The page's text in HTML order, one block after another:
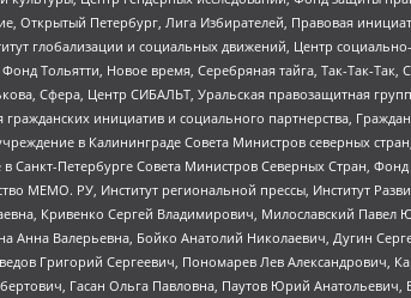
Петербург, Лига Избирателей, Правовая
глобализации и социальных движений, Центр
Тольятти, Новое время, Серебряная тайга, Так-Так-Так,
Сфера, Центр СИБАЛЬТ, Уральская правозащитная
инициатив и социального партнерства,
в Калининграде Совета Министров северных
Петербурге Совета Министров Северных Стран,
МЕМО. РУ, Институт региональной прессы, Институт
Кривенко Сергей Владимирович, Милославский
Анна Валерьевна, Бойко Анатолий Николаевич, Дугин
Григорий Сергеевич, Пономарев Лев Александрович,
Гасан Ольга Павловна, Паутов Юрий